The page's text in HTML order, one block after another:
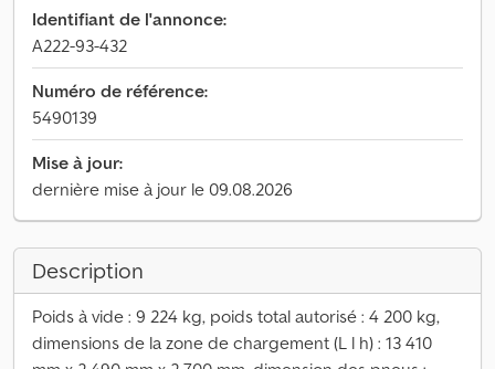
Identifiant de l'annonce:
A222-93-432
Numéro de référence:
5490139
Mise à jour:
dernière mise à jour le 09.08.2026
Description
Poids à vide : 9 224 kg, poids total autorisé : 4 200 kg,
dimensions de la zone de chargement (L l h) : 13 410